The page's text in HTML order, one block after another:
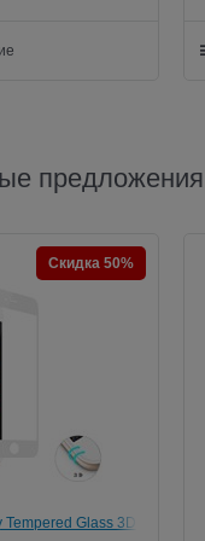
предложения
Glass 3D
Скидка 50%